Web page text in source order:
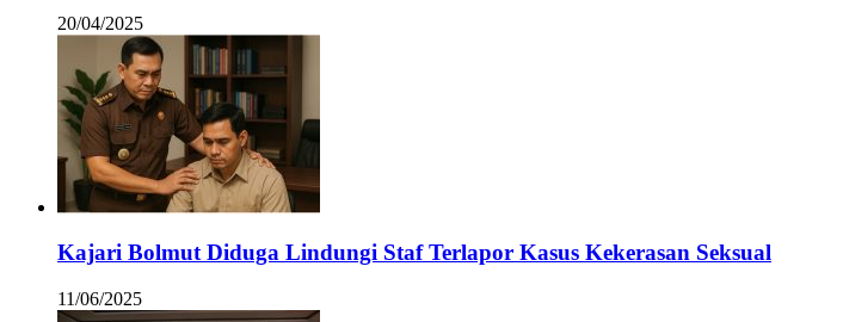
20/04/2025
Kajari Bolmut Diduga Lindungi Staf Terlapor Kasus Kekerasan Seksual
11/06/2025